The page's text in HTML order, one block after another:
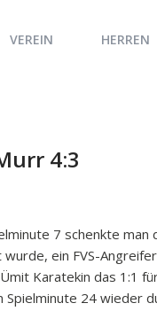
VEREIN HERREN
4:3
7 schenkte man
ein FVS-
Karatekin das 1:1
24 wieder